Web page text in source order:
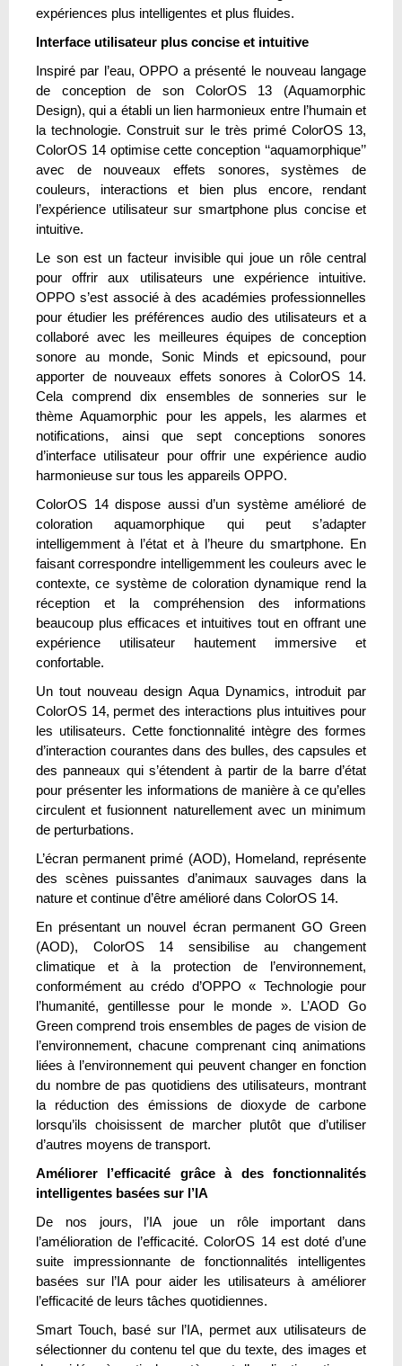
expériences plus intelligentes et plus fluides.
Interface utilisateur plus concise et intuitive
Inspiré par l’eau, OPPO a présenté le nouveau langage
de conception de son ColorOS 13 (Aquamorphic
Design), qui a établi un lien harmonieux entre l’humain et
la technologie. Construit sur le très primé ColorOS 13,
ColorOS 14 optimise cette conception ‘‘aquamorphique’’
avec de nouveaux effets sonores, systèmes de
couleurs, interactions et bien plus encore, rendant
l’expérience utilisateur sur smartphone plus concise et
intuitive.
Le son est un facteur invisible qui joue un rôle central
pour offrir aux utilisateurs une expérience intuitive.
OPPO s’est associé à des académies professionnelles
pour étudier les préférences audio des utilisateurs et a
collaboré avec les meilleures équipes de conception
sonore au monde, Sonic Minds et epicsound, pour
apporter de nouveaux effets sonores à ColorOS 14.
Cela comprend dix ensembles de sonneries sur le
thème Aquamorphic pour les appels, les alarmes et
notifications, ainsi que sept conceptions sonores
d’interface utilisateur pour offrir une expérience audio
harmonieuse sur tous les appareils OPPO.
ColorOS 14 dispose aussi d’un système amélioré de
coloration aquamorphique qui peut s’adapter
intelligemment à l’état et à l’heure du smartphone. En
faisant correspondre intelligemment les couleurs avec le
contexte, ce système de coloration dynamique rend la
réception et la compréhension des informations
beaucoup plus efficaces et intuitives tout en offrant une
expérience utilisateur hautement immersive et
confortable.
Un tout nouveau design Aqua Dynamics, introduit par
ColorOS 14, permet des interactions plus intuitives pour
les utilisateurs. Cette fonctionnalité intègre des formes
d’interaction courantes dans des bulles, des capsules et
des panneaux qui s’étendent à partir de la barre d’état
pour présenter les informations de manière à ce qu’elles
circulent et fusionnent naturellement avec un minimum
de perturbations.
L’écran permanent primé (AOD), Homeland, représente
des scènes puissantes d’animaux sauvages dans la
nature et continue d’être amélioré dans ColorOS 14.
En présentant un nouvel écran permanent GO Green
(AOD), ColorOS 14 sensibilise au changement
climatique et à la protection de l’environnement,
conformément au crédo d’OPPO « Technologie pour
l’humanité, gentillesse pour le monde ». L’AOD Go
Green comprend trois ensembles de pages de vision de
l’environnement, chacune comprenant cinq animations
liées à l’environnement qui peuvent changer en fonction
du nombre de pas quotidiens des utilisateurs, montrant
la réduction des émissions de dioxyde de carbone
lorsqu’ils choisissent de marcher plutôt que d’utiliser
d’autres moyens de transport.
Améliorer l’efficacité grâce à des fonctionnalités
intelligentes basées sur l’IA
De nos jours, l’IA joue un rôle important dans
l’amélioration de l’efficacité. ColorOS 14 est doté d’une
suite impressionnante de fonctionnalités intelligentes
basées sur l’IA pour aider les utilisateurs à améliorer
l’efficacité de leurs tâches quotidiennes.
Smart Touch, basé sur l’IA, permet aux utilisateurs de
sélectionner du contenu tel que du texte, des images et